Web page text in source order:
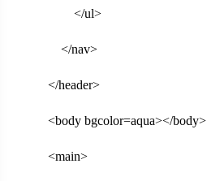
</ul>
</nav>
</header>
<body bgcolor=aqua></body>
<main>